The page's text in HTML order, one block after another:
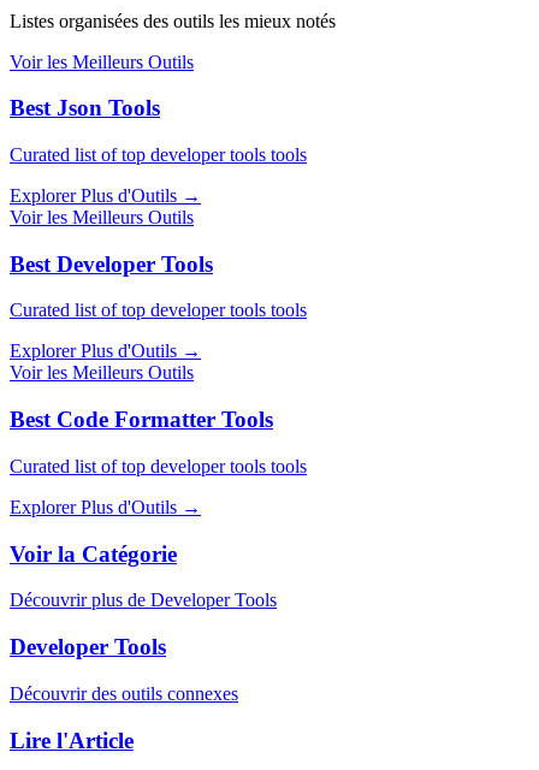
Listes organisées des outils les mieux notés
Voir les Meilleurs Outils
Best Json Tools
Curated list of top developer tools tools
Explorer Plus d'Outils →
Voir les Meilleurs Outils
Best Developer Tools
Curated list of top developer tools tools
Explorer Plus d'Outils →
Voir les Meilleurs Outils
Best Code Formatter Tools
Curated list of top developer tools tools
Explorer Plus d'Outils →
Voir la Catégorie
Découvrir plus de Developer Tools
Developer Tools
Découvrir des outils connexes
Lire l'Article